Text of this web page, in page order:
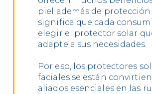
piel además de protección
significa que cada
elegir el protector solar
adapte a sus necesidades.
Por eso, los protectores
faciales se están
aliados esenciales en las